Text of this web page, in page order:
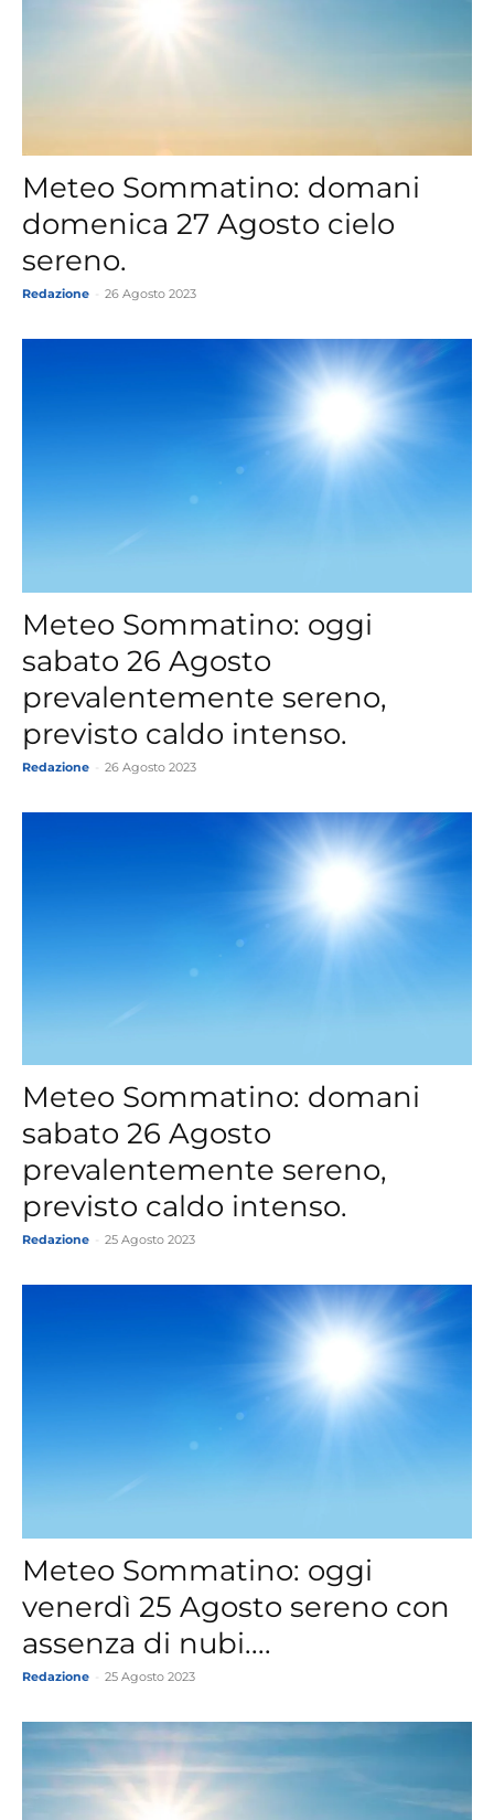
Meteo Sommatino: domani
domenica 27 Agosto cielo
sereno.
Redazione 26 Agosto 2023
Meteo Sommatino: oggi
sabato 26 Agosto
prevalentemente sereno,
previsto caldo intenso.
Redazione 26 Agosto 2023
Meteo Sommatino: domani
sabato 26 Agosto
prevalentemente sereno,
previsto caldo intenso.
Redazione 25 Agosto 2023
Meteo Sommatino: oggi
venerdì 25 Agosto sereno con
assenza di nubi....
Redazione 25 Agosto 2023